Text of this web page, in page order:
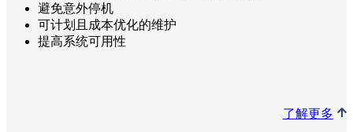
避免意外停机
可计划且成本优化的维护
提高系统可用性
了解更多